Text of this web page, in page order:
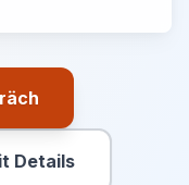
Details
Aktion